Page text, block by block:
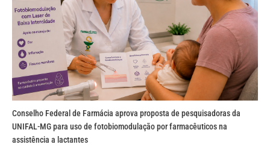
Conselho Federal de Farmácia aprova proposta de pesquisadoras da
UNIFAL-MG para uso de fotobiomodulação por farmacêuticos na
assistência a lactantes